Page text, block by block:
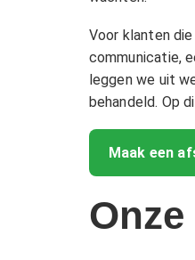
Voor klanten
communicatie,
leggen we uit
behandeld. Op
Maak een